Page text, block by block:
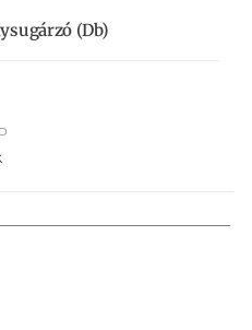
(db)